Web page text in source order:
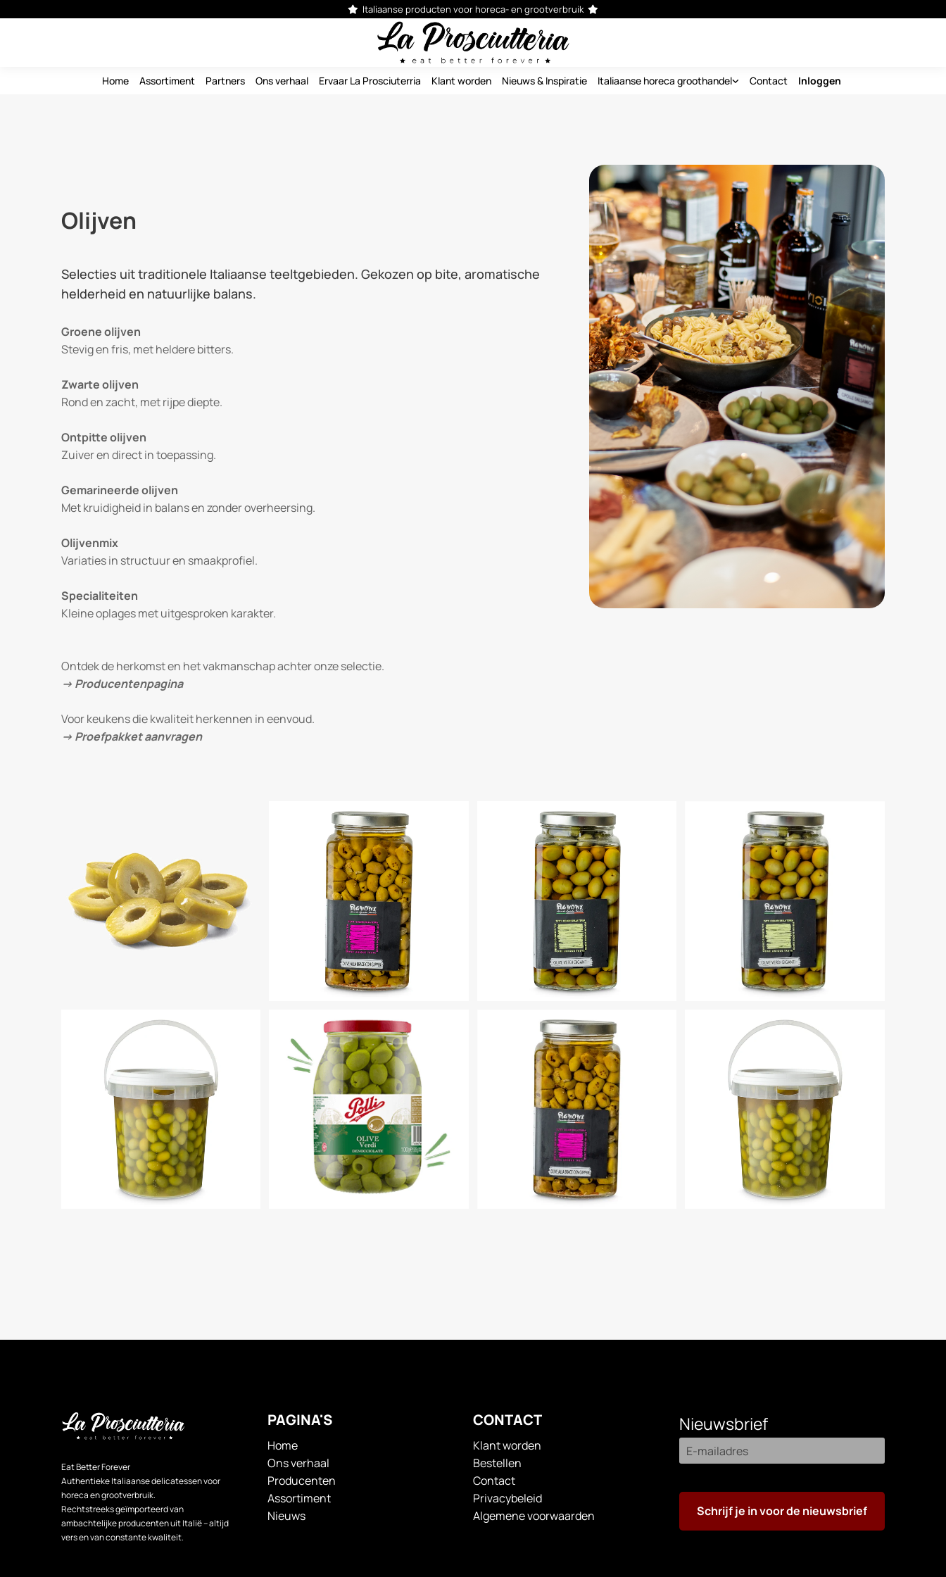
 Italiaanse producten voor horeca- en grootverbruik 
Home Assortiment Partners Ons verhaal Ervaar La Prosciuterria Klant worden Nieuws & Inspiratie Italiaanse horeca groothandel Contact Inloggen
Olijven
Selecties uit traditionele Italiaanse teeltgebieden. Gekozen op bite, aromatische
helderheid en natuurlijke balans.
Groene olijven
Stevig en fris, met heldere bitters.
Zwarte olijven
Rond en zacht, met rijpe diepte.
Ontpitte olijven
Zuiver en direct in toepassing.
Gemarineerde olijven
Met kruidigheid in balans en zonder overheersing.
Olijvenmix
Variaties in structuur en smaakprofiel.
Specialiteiten
Kleine oplages met uitgesproken karakter.
Ontdek de herkomst en het vakmanschap achter onze selectie.
→ Producentenpagina
Voor keukens die kwaliteit herkennen in eenvoud.
→ Proefpakket aanvragen
Eat Better Forever
Authentieke Italiaanse delicatessen voor
horeca en grootverbruik.
Rechtstreeks geïmporteerd van
ambachtelijke producenten uit Italië – altijd
vers en van constante kwaliteit.
PAGINA'S
Home
Ons verhaal
Producenten
Assortiment
Nieuws
CONTACT
Klant worden
Bestellen
Contact
Privacybeleid
Algemene voorwaarden
Nieuwsbrief